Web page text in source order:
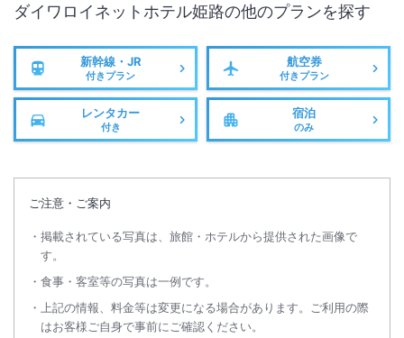
ダイワロイネットホテル姫路の他のプランを探す
新幹線・JR
付きプラン
航空券
付きプラン
レンタカー
付き
宿泊
のみ
ご注意・ご案内
掲載されている写真は、旅館・ホテルから提供された画像で
す。
食事・客室等の写真は一例です。
上記の情報、料金等は変更になる場合があります。ご利用の際
はお客様ご自身で事前にご確認ください。